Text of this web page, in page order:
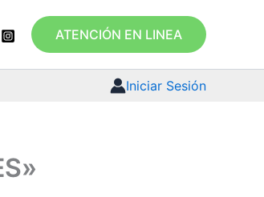
ATENCIÓN EN LINEA
Iniciar Sesión